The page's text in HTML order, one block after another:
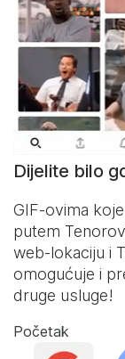
Dijelite bilo
GIF-ovima
putem
web-lokaciju i
omogućuje i
druge usluge!
Početak